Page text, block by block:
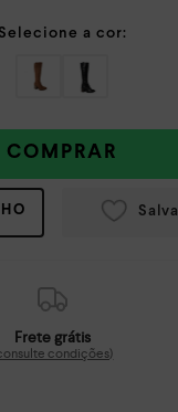
COMPRAR
Frete grátis
condições)